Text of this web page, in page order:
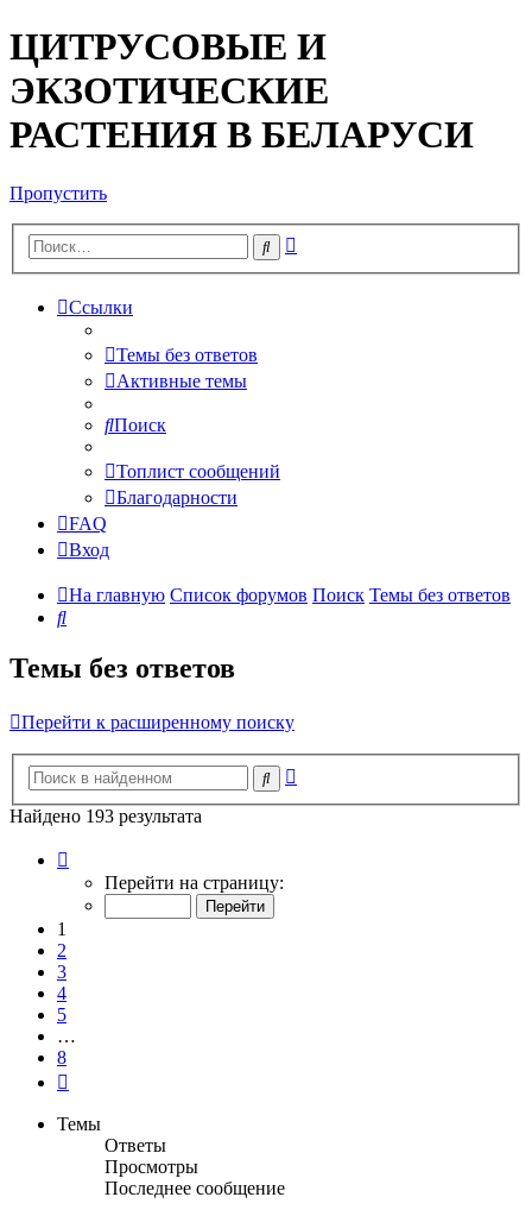
ЦИТРУСОВЫЕ И
ЭКЗОТИЧЕСКИЕ
РАСТЕНИЯ В БЕЛАРУСИ
Пропустить
Поиск
Ссылки
Темы без ответов
Активные темы
Поиск
Топлист сообщений
Благодарности
FAQ
Вход
На главную Список форумов Поиск Темы без ответов
Поиск
Темы без ответов
Перейти к расширенному поиску
Поиск
Найдено 193 результата
Перейти на страницу:
1
2
3
4
5
…
8
Темы
Ответы
Просмотры
Последнее сообщение